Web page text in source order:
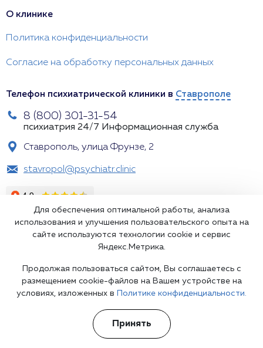
О клинике
Политика конфиденциальности
Согласие на обработку персональных данных
Телефон психиатрической клиники в Ставрополе
8 (800) 301-31-54
психиатрия 24/7 Информационная служба
Ставрополь, улица Фрунзе, 2
stavropol@psychiatr.clinic
Подпишитесь на наши рассылки
Для обеспечения оптимальной работы, анализа
использования и улучшения пользовательского опыта на
сайте используются технологии cookie и сервис
Яндекс.Метрика.
Продолжая пользоваться сайтом, Вы соглашаетесь с
размещением cookie-файлов на Вашем устройстве на
условиях, изложенных в
Политике конфиденциальности.
Принять